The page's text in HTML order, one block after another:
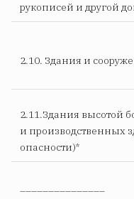
рукописей и другой
2.10. Здания и
2.11.Здания высотой
и производственных
опасности)*